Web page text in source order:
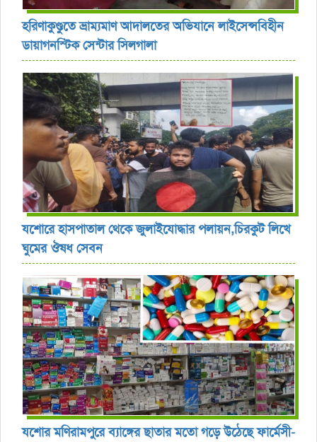
হরিণাকুণ্ডুতে ভ্রাম্যমাণ আদালতের অভিযানে লাইসেন্সবিহীন
ডায়াগনস্টিক সেন্টার সিলগালা
যশোরে হাসপাতাল থেকে জুলাইযোদ্ধার পলায়ন,চিরকুট লিখে
ঘুমের ঔষধ সেবন
যশোর ‎মণিরামপুরে ব্যাঙ্গের ছাতার মতো গড়ে উঠেছে ফার্মেসী-